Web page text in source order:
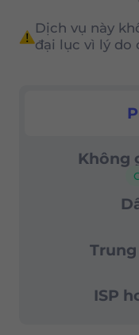
nhất trên
Nhắm mục
Điều khiển
tỷ lệ thành
Dịch vụ này
đại lục vì lý do
Không
ISP